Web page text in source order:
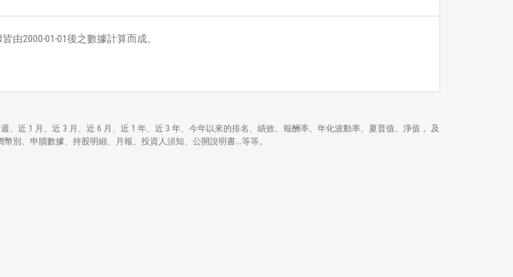
由2000-01-01後之數據計算而成。
週、近 1 月、近 3 月、近 6 月、近 1 年、近 3 年、今年以來的排名、績效、報酬率、年化波動率、夏普值、淨值， 及
幣別、申贖數據、持股明細、月報、投資人須知、公開說明書...等等。